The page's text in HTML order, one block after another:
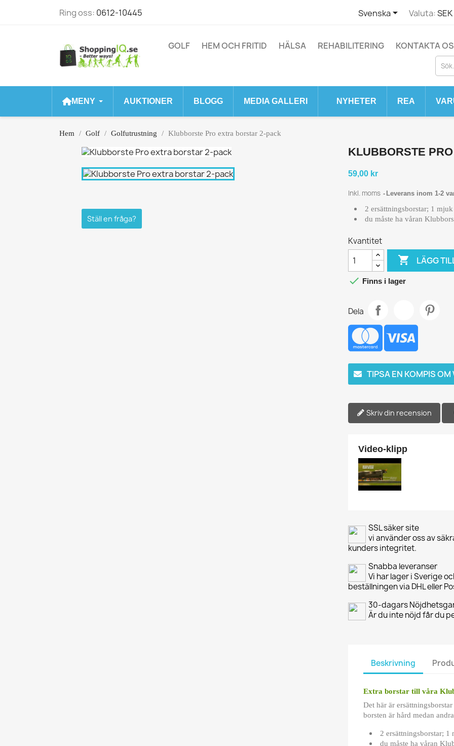
Ring oss: 0612-10445 Svenska Valuta:
GOLF HEM OCH FRITID HÄLSA REHABILITERING KONTAKTA
MENY AUKTIONER BLOGG MEDIA GALLERI NYHETER REA
Hem Golf Golfutrustning Klubborste Pro extra borstar 2-pack
Ställ en fråga?
KLUBBORSTE
59,00 kr
Inkl. moms Leverans inom 1-2
2 ersättningsborstar; 1
du måste ha våran
Kvantitet
 LÄGG
 Finns i lager
Dela
TIPSA EN KOMPIS OM
Skriv din recension
Video-klipp
SSL säker site
vi använder oss av
kunders integritet.
Snabba leveranser
Vi har lager i Sverige
beställningen via DHL eller
30-dagars
Är du inte nöjd får du
Beskrivning
Extra borstar till våra
Det här är
borsten är hård medan
2 ersättningsborstar; 1
du måste ha våran